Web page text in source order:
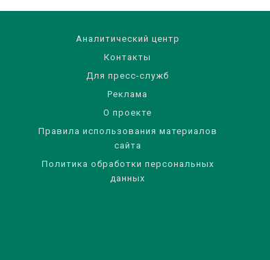
Аналитический центр
Контакты
Для пресс-служб
Реклама
О проекте
Правила использования материалов
сайта
Политика обработки персональных
данных